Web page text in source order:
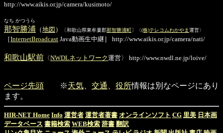
http://www.aikis.or.jp/camera/kusimoto/
なち かつうら
那智勝浦 （地図 ） 〔和歌山県東牟婁郡那智勝浦町〕〈(株)テレコムわかやま運営〉
［InternetBroadcast Java動画生中継］ http://www.aikis.or.jp/camera/nati/
和歌山駅前 〈NWDLネットワーク運営〉 http://www.nwdl.ne.jp/loive/
ページ先頭 ※天気 交通 役所情報は別なページにあり
ます。
HIR-NET Home Info 運営者 運営者著書 オンラインソフト CG 里美 日本画
データベース 書籍検索 WEB検索 辞書 翻訳